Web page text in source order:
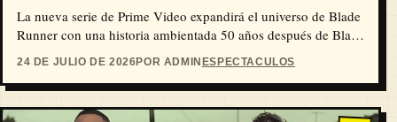
La nueva serie de Prime Video expandirá el universo de Blade
Runner con una historia ambientada 50 años después de Blade
24 DE JULIO DE 2026POR ADMINESPECTACULOS